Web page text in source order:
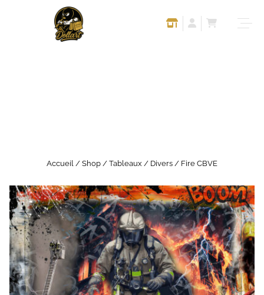
Accueil / Shop / Tableaux / Divers / Fire CBVE